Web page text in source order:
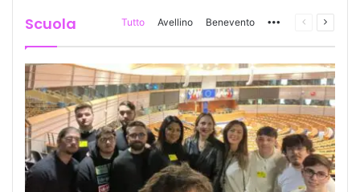
Scuola Tutto Avellino Benevento More Pagina